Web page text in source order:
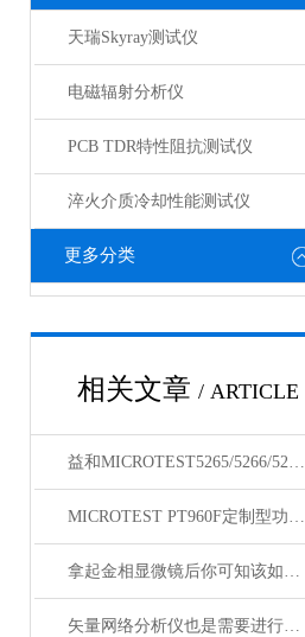
天瑞Skyray测试仪
电磁辐射分析仪
PCB TDR特性阻抗测试仪
淬火介质冷却性能测试仪
更多分类
相关文章 / ARTICLE
益和MICROTEST5265/5266/5267变压器测试仪
MICROTEST PT960F定制型功能自动测试系统
拿起金相显微镜后你可知该如何使用呢？
矢量网络分析仪也是需要进行日常维护的